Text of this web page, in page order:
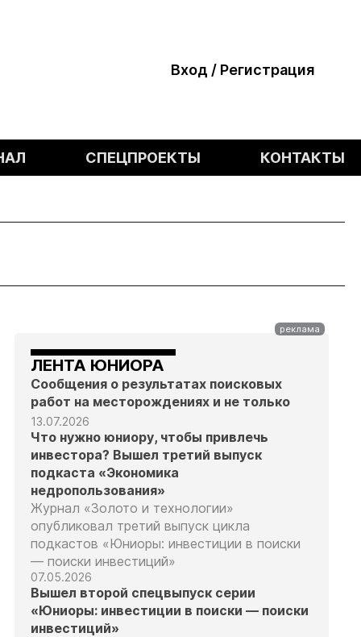
Вход / Регистрация
СПЕЦПРОЕКТЫ КОНТАКТЫ
ЛЕНТА ЮНИОРА
Сообщения о результатах поисковых
работ на месторождениях и не только
13.07.2026
Что нужно юниору, чтобы привлечь
инвестора? Вышел третий выпуск
подкаста «Экономика
недропользования»
Журнал «Золото и технологии»
опубликовал третий выпуск цикла
подкастов «Юниоры: инвестиции в поиски
— поиски инвестиций»
07.05.2026
Вышел второй спецвыпуск серии
«Юниоры: инвестиции в поиски — поиски
инвестиций»